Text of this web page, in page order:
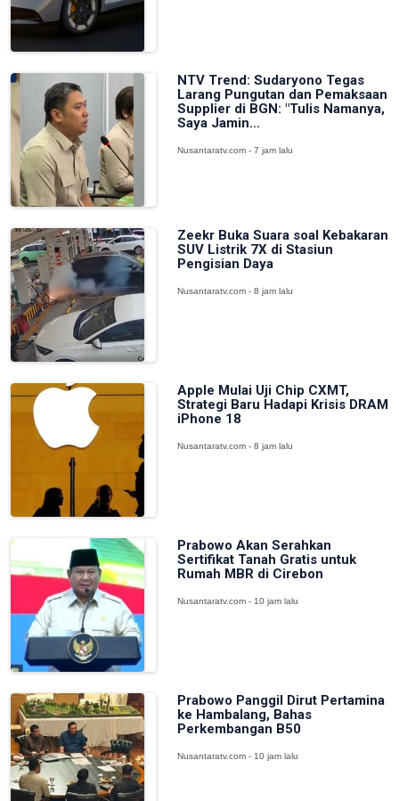
NTV Trend: Sudaryono Tegas
Larang Pungutan dan Pemaksaan
Supplier di BGN: "Tulis Namanya,
Saya Jamin...
Nusantaratv.com - 7 jam lalu
Zeekr Buka Suara soal Kebakaran
SUV Listrik 7X di Stasiun
Pengisian Daya
Nusantaratv.com - 8 jam lalu
Apple Mulai Uji Chip CXMT,
Strategi Baru Hadapi Krisis DRAM
iPhone 18
Nusantaratv.com - 8 jam lalu
Prabowo Akan Serahkan
Sertifikat Tanah Gratis untuk
Rumah MBR di Cirebon
Nusantaratv.com - 10 jam lalu
Prabowo Panggil Dirut Pertamina
ke Hambalang, Bahas
Perkembangan B50
Nusantaratv.com - 10 jam lalu